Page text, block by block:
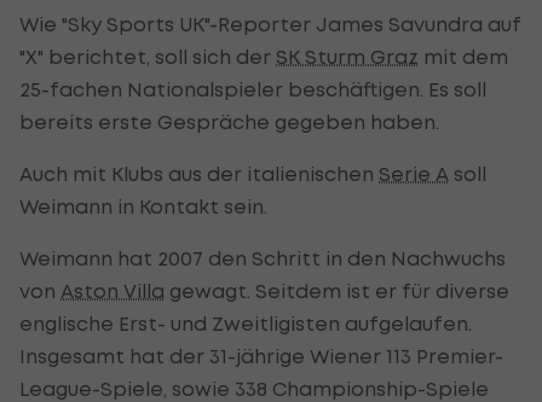
Wie "Sky Sports UK"-Reporter James Savundra auf
"X" berichtet, soll sich der SK Sturm Graz mit dem
25-fachen Nationalspieler beschäftigen. Es soll
bereits erste Gespräche gegeben haben.
Auch mit Klubs aus der italienischen Serie A soll
Weimann in Kontakt sein.
Weimann hat 2007 den Schritt in den Nachwuchs
von Aston Villa gewagt. Seitdem ist er für diverse
englische Erst- und Zweitligisten aufgelaufen.
Insgesamt hat der 31-jährige Wiener 113 Premier-
League-Spiele, sowie 338 Championship-Spiele